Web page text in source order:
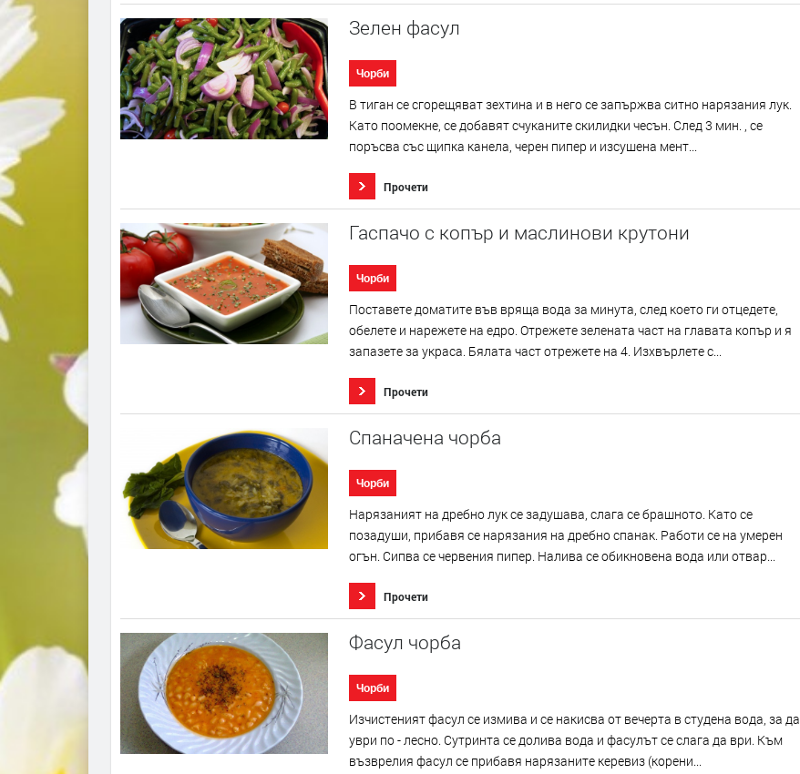
Зелен фасул
Чорби
В тиган се сгорещяват зехтина и в него се запържва ситно нарязания лук.
Като поомекне, се добавят счуканите скилидки чесън. След 3 мин. , се
поръсва със щипка канела, черен пипер и изсушена мент...
Прочети
Гаспачо с копър и маслинови крутони
Чорби
Поставете доматите във вряща вода за минута, след което ги отцедете,
обелете и нарежете на едро. Отрежете зелената част на главата копър и я
запазете за украса. Бялата част отрежете на 4. Изхвърлете с...
Прочети
Спаначена чорба
Чорби
Нарязаният на дребно лук се задушава, слага се брашното. Като се
позадуши, прибавя се нарязания на дребно спанак. Работи се на умерен
огън. Сипва се червения пипер. Налива се обикновена вода или отвар...
Прочети
Фасул чорба
Чорби
Изчистеният фасул се измива и се накисва от вечерта в студена вода, за да
уври по - лесно. Сутринта се долива вода и фасулът се слага да ври. Към
възврелия фасул се прибавя нарязаните керевиз (корени...